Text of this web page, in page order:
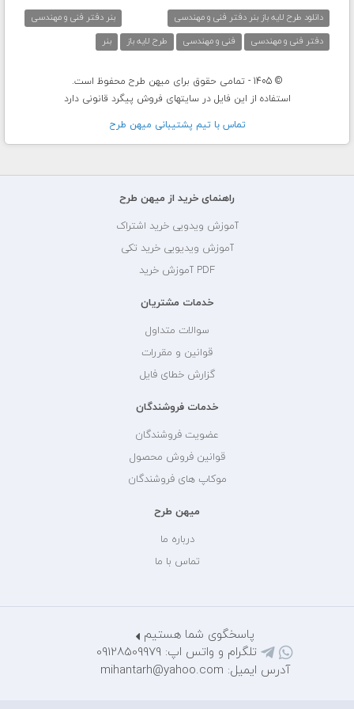
دانلود طرح لایه باز بنر دفتر فنی و مهندسی
بنر دفتر فنی و مهندسی
دفتر فنی و مهندسی
فنی و مهندسی طرح لایه باز بنر
© 1405 - تمامی حقوق برای میهن طرح محفوظ است.
استفاده از این فایل در سایتهای فروش پیگرد قانونی دارد
تماس با تيم پشتيبانی ميهن طرح
راهنمای خرید از میهن طرح
آموزش ویدویی خرید اشتراک
آموزش ویدیویی خرید تکی
PDF آموزش خرید
خدمات مشتریان
سوالات متداول
قوانین و مقررات
گزارش خطای فایل
خدمات فروشندگان
عضویت فروشندگان
قوانین فروش محصول
موکاپ های فروشندگان
میهن طرح
درباره ما
تماس با ما
پاسخگوی شما هستیم
تلگرام و واتس اپ: 09128509979
آدرس ایمیل: mihantarh@yahoo.com